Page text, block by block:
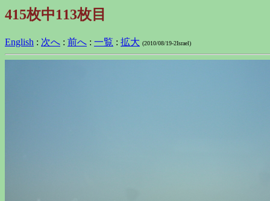
415枚中113枚目
English : 次へ : 前へ : 一覧 : 拡大 (2010/08/19-2Israel)